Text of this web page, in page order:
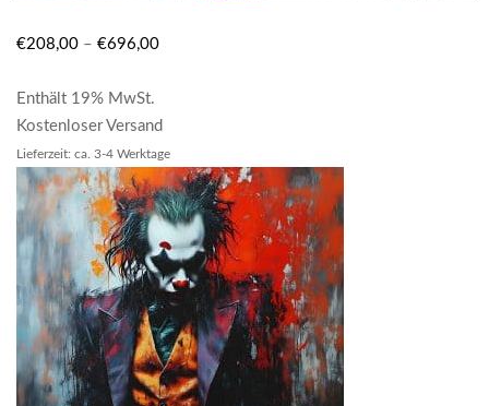
€208,00 – €696,00
Enthält 19% MwSt.
Kostenloser Versand
Lieferzeit: ca. 3-4 Werktage